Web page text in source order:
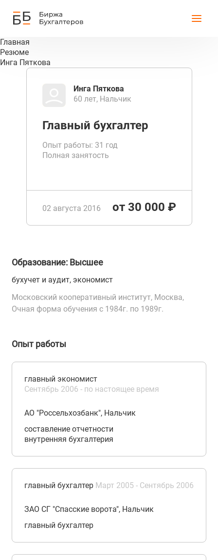
Главная
Резюме
Инга Пяткова
Инга Пяткова
60 лет, Нальчик
Главный бухгалтер
Опыт работы: 31 год
Полная занятость
02 августа 2016 от 30 000 ₽
Образование: Высшее
бухучет и аудит, экономист
Московский кооперативный институт, Москва,
Очная форма обучения с 1984г. по 1989г.
Опыт работы
главный экономист
Сентябрь 2006 - по настоящее время
АО "Россельхозбанк", Нальчик
составление отчетности
внутренняя бухгалтерия
главный бухгалтер Март 2005 - Сентябрь 2006
ЗАО СГ "Спасские ворота", Нальчик
главный бухгалтер